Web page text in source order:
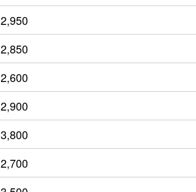
120m² 100m²
160m² 115m²
1500m² 1100m²
2,950
2,850
2,600
2,900
3,800
2,700